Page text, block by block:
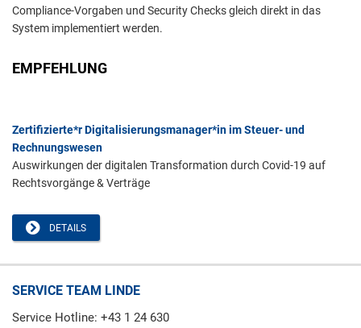
Compliance-Vorgaben und Security Checks gleich direkt in das
System implementiert werden.
EMPFEHLUNG
Zertifizierte*r Digitalisierungsmanager*in im Steuer- und
Rechnungswesen
Auswirkungen der digitalen Transformation durch Covid-19 auf
Rechtsvorgänge & Verträge
DETAILS
SERVICE TEAM LINDE
Service Hotline: +43 1 24 630